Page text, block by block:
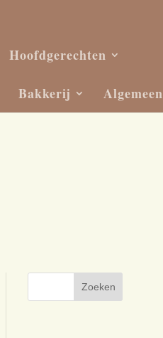
Hoofdgerechten
Bakkerij Algemeen